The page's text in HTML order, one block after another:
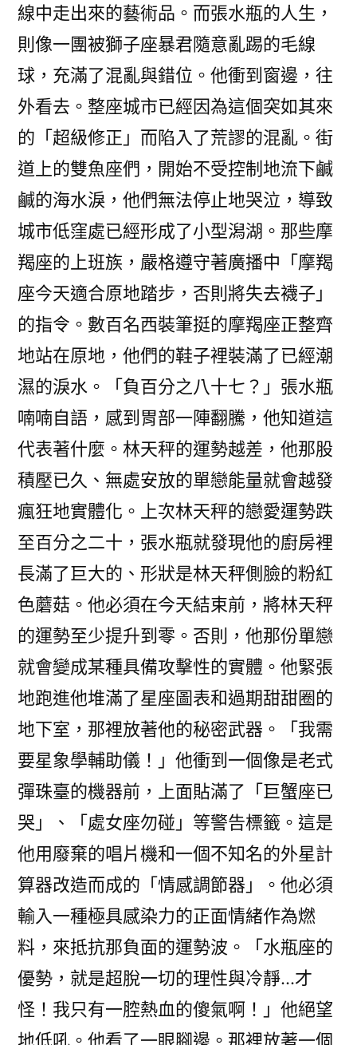
線中走出來的藝術品。而張水瓶的人生，
則像一團被獅子座暴君隨意亂踢的毛線
球，充滿了混亂與錯位。他衝到窗邊，往
外看去。整座城市已經因為這個突如其來
的「超級修正」而陷入了荒謬的混亂。街
道上的雙魚座們，開始不受控制地流下鹹
鹹的海水淚，他們無法停止地哭泣，導致
城市低窪處已經形成了小型潟湖。那些摩
羯座的上班族，嚴格遵守著廣播中「摩羯
座今天適合原地踏步，否則將失去襪子」
的指令。數百名西裝筆挺的摩羯座正整齊
地站在原地，他們的鞋子裡裝滿了已經潮
濕的淚水。「負百分之八十七？」張水瓶
喃喃自語，感到胃部一陣翻騰，他知道這
代表著什麼。林天秤的運勢越差，他那股
積壓已久、無處安放的單戀能量就會越發
瘋狂地實體化。上次林天秤的戀愛運勢跌
至百分之二十，張水瓶就發現他的廚房裡
長滿了巨大的、形狀是林天秤側臉的粉紅
色蘑菇。他必須在今天結束前，將林天秤
的運勢至少提升到零。否則，他那份單戀
就會變成某種具備攻擊性的實體。他緊張
地跑進他堆滿了星座圖表和過期甜甜圈的
地下室，那裡放著他的秘密武器。「我需
要星象學輔助儀！」他衝到一個像是老式
彈珠臺的機器前，上面貼滿了「巨蟹座已
哭」、「處女座勿碰」等警告標籤。這是
他用廢棄的唱片機和一個不知名的外星計
算器改造而成的「情感調節器」。他必須
輸入一種極具感染力的正面情緒作為燃
料，來抵抗那負面的運勢波。「水瓶座的
優勢，就是超脫一切的理性與冷靜…才
怪！我只有一腔熱血的傻氣啊！」他絕望
地低吼。他看了一眼腳邊。那裡放著一個